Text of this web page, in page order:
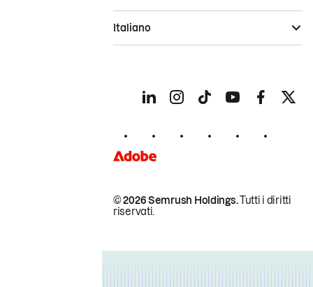
© 2026 Semrush Holdings.Tutti i diritti
riservati.
Italiano